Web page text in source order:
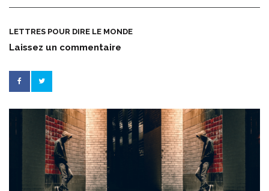
LETTRES POUR DIRE LE MONDE
Laissez un commentaire